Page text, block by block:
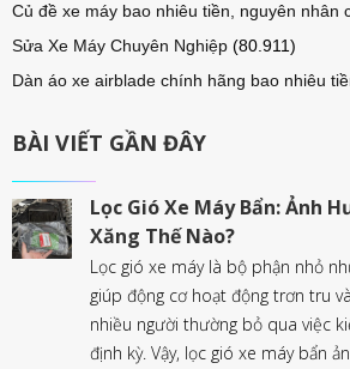
Củ đề xe máy bao nhiêu tiền, nguyên nhân
Sửa Xe Máy Chuyên Nghiệp (80.911)
Dàn áo xe airblade chính hãng bao nhiêu
BÀI VIẾT GẦN ĐÂY
Lọc Gió Xe Máy Bẩn: Ảnh
Xăng Thế Nào?
Lọc gió xe máy là bộ phận nhỏ
giúp động cơ hoạt động trơn tru
nhiều người thường bỏ qua việc
định kỳ. Vậy, lọc gió xe máy bẩn